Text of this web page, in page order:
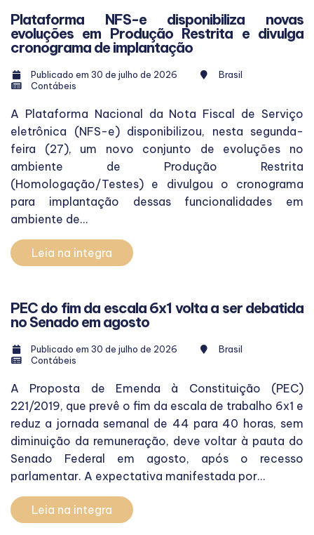
Plataforma NFS-e disponibiliza novas
evoluções em Produção Restrita e divulga
cronograma de implantação
Publicado em 30 de julho de 2026
Brasil
Contábeis
A Plataforma Nacional da Nota Fiscal de Serviço
eletrônica (NFS-e) disponibilizou, nesta segunda-
feira (27), um novo conjunto de evoluções no
ambiente de Produção Restrita
(Homologação/Testes) e divulgou o cronograma
para implantação dessas funcionalidades em
ambiente de...
Leia na integra
PEC do fim da escala 6x1 volta a ser debatida
no Senado em agosto
Publicado em 30 de julho de 2026
Brasil
Contábeis
A Proposta de Emenda à Constituição (PEC)
221/2019, que prevê o fim da escala de trabalho 6x1 e
reduz a jornada semanal de 44 para 40 horas, sem
diminuição da remuneração, deve voltar à pauta do
Senado Federal em agosto, após o recesso
parlamentar. A expectativa manifestada por...
Leia na integra